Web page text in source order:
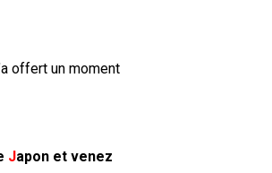
offert un moment
Japon et venez